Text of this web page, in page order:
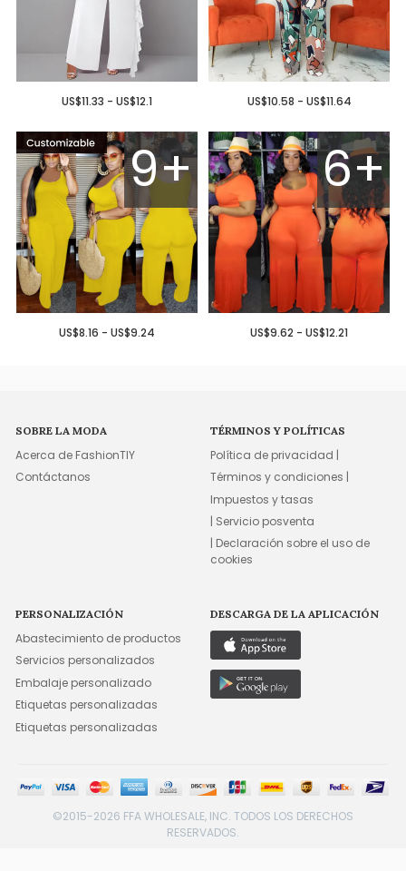
US$11.33 - US$12.1 US$10.58 - US$11.64
9+
US$8.16 - US$9.24
6+
US$9.62 - US$12.21
SOBRE LA MODA
Acerca de FashionTIY
Contáctanos
TÉRMINOS Y POLÍTICAS
Política de privacidad |
Términos y condiciones |
Impuestos y tasas
| Servicio posventa
| Declaración sobre el uso de
cookies
PERSONALIZACIÓN
Abastecimiento de productos
Servicios personalizados
Embalaje personalizado
Etiquetas personalizadas
Etiquetas personalizadas
DESCARGA DE LA APLICACIÓN
©2015-2026 FFA WHOLESALE, INC. TODOS LOS DERECHOS
RESERVADOS.